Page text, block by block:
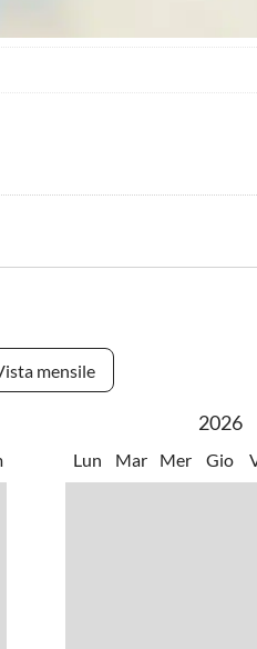
pedalò
attività sportive direttamente dalla
e luoghi di interesse. Il ponte
sono solo alcuni esempi.
mensile
2026
Lun Mar Mer Gio